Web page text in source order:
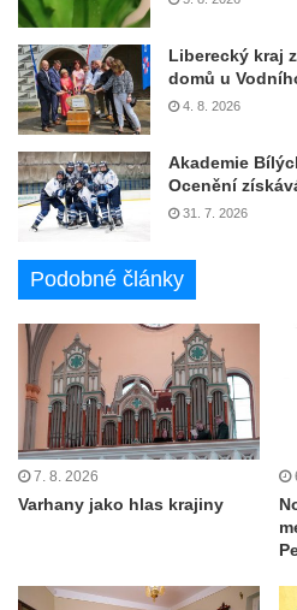
Liberecký kraj
domů u
4. 8. 2026
Akademie
Ocenění
31. 7. 2026
Podobné články
7. 8. 2026
Varhany jako hlas krajiny